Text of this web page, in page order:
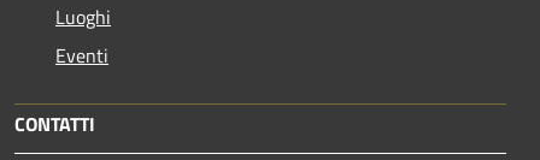
Luoghi
Eventi
CONTATTI